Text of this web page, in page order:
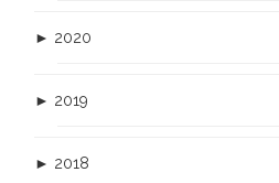
► 2020
► 2019
► 2018